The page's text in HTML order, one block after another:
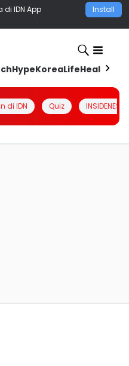
di IDN App Install
HypeKoreaLifeHealth
di IDN Quiz INSIDENESIA